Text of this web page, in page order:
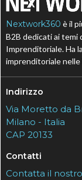
Nextwork360 è il
B2B dedicati ai temi
Imprenditoriale. Ha
imprenditoriale
Indirizzo
Via Moretto da
Milano - Italia
CAP 20133
Contatti
Contatta il